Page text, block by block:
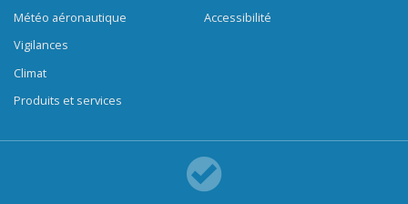
Météo aéronautique
Vigilances
Climat
Produits et services
Accessibilité